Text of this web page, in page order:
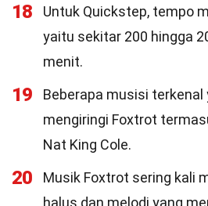
18
Untuk Quickstep, tempo
yaitu sekitar 200 hingga
menit.
19
Beberapa musisi terkenal
mengiringi Foxtrot
Nat King Cole.
20
Musik Foxtrot sering kali
halus dan melodi yang